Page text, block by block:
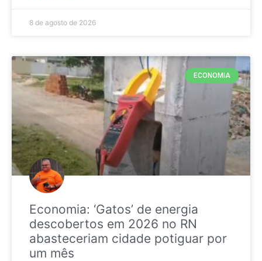
8 de agosto de 2026
ECONOMIA
Economia: ‘Gatos’ de energia
descobertos em 2026 no RN
abasteceriam cidade potiguar por
um mês